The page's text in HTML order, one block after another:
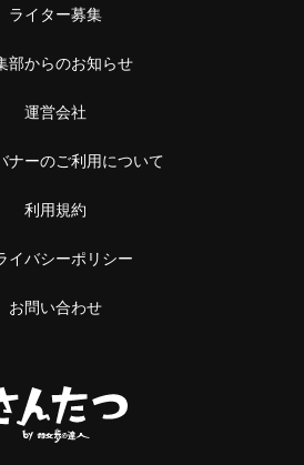
ライター募集
部からのお知らせ
運営会社
ナーのご利用について
利用規約
イバシーポリシー
お問い合わせ